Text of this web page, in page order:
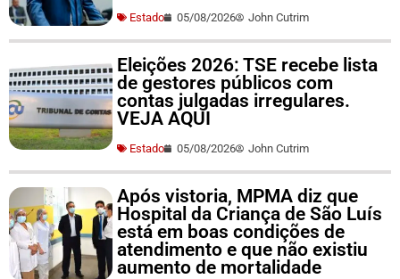
Estado 05/08/2026 John Cutrim
Eleições 2026: TSE recebe lista
de gestores públicos com
contas julgadas irregulares.
VEJA AQUI
Estado 05/08/2026 John Cutrim
Após vistoria, MPMA diz que
Hospital da Criança de São Luís
está em boas condições de
atendimento e que não existiu
aumento de mortalidade